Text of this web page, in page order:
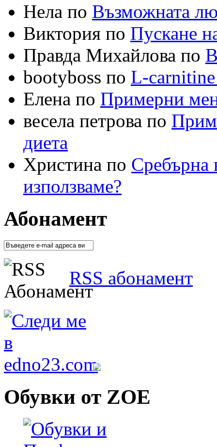
Нела по Възможната
Виктория по Пускане
Правда Михайлова по
bootyboss по L-
Елена по Примерни
весела петрова по
диета
Христина по Сребърна
използваме?
Абонамент
RSS абонамент
Обувки от ZOE